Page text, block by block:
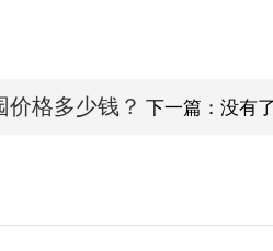
价格多少钱？ 下一篇：没有